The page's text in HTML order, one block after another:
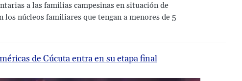
a las familias campesinas en situación de
núcleos familiares que tengan a menores de 5
de Cúcuta entra en su etapa final